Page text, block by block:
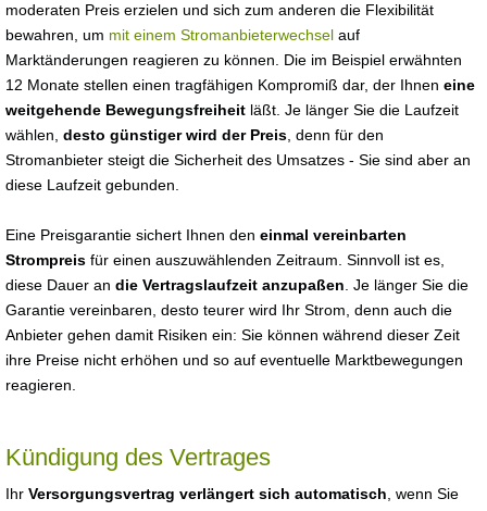
moderaten Preis erzielen und sich zum anderen die Flexibilität
bewahren, um mit einem Stromanbieterwechsel auf
Marktänderungen reagieren zu können. Die im Beispiel erwähnten
12 Monate stellen einen tragfähigen Kompromiß dar, der Ihnen eine
weitgehende Bewegungsfreiheit läßt. Je länger Sie die Laufzeit
wählen, desto günstiger wird der Preis , denn für den
Stromanbieter steigt die Sicherheit des Umsatzes - Sie sind aber an
diese Laufzeit gebunden.
Eine Preisgarantie sichert Ihnen den einmal vereinbarten
Strompreis für einen auszuwählenden Zeitraum. Sinnvoll ist es,
diese Dauer an die Vertragslaufzeit anzupaßen . Je länger Sie die
Garantie vereinbaren, desto teurer wird Ihr Strom, denn auch die
Anbieter gehen damit Risiken ein: Sie können während dieser Zeit
ihre Preise nicht erhöhen und so auf eventuelle Marktbewegungen
reagieren.
Kündigung des Vertrages
Ihr Versorgungsvertrag verlängert sich automatisch , wenn Sie